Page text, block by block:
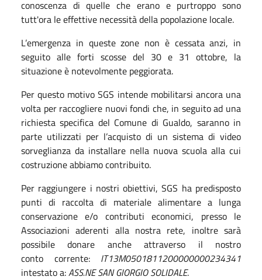
conoscenza di quelle che erano e purtroppo sono
tutt'ora le effettive necessità della popolazione locale.
L’emergenza in queste zone non è cessata anzi, in
seguito alle forti scosse del 30 e 31 ottobre, la
situazione è notevolmente peggiorata.
Per questo motivo SGS intende mobilitarsi ancora una
volta per raccogliere nuovi fondi che, in seguito ad una
richiesta specifica del Comune di Gualdo, saranno in
parte utilizzati per l’acquisto di un sistema di video
sorveglianza da installare nella nuova scuola alla cui
costruzione abbiamo contribuito.
Per raggiungere i nostri obiettivi, SGS ha predisposto
punti di raccolta di materiale alimentare a lunga
conservazione e/o contributi economici, presso le
Associazioni aderenti alla nostra rete, inoltre sarà
possibile donare anche attraverso il nostro
conto corrente: IT13M0501811200000000234341
intestato a:ASS.NE SAN GIORGIO SOLIDALE.